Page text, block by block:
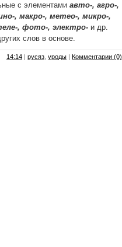
с элементами авто-, агро-,
, макро-, метео-, микро-,
, фото-, электро- и др.
слов в основе.
14:14 | русяз уроды | Комментарии (0)